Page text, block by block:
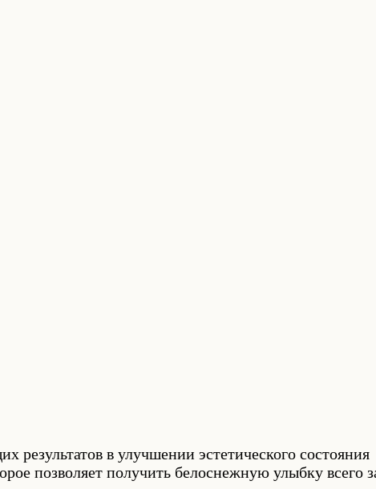
в улучшении эстетического состояния
позволяет получить белоснежную улыбку всего